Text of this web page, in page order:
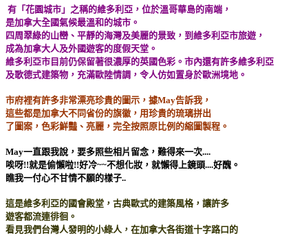
有「花園城市」之稱的維多利亞，位於溫哥華島的南端，
是加拿大全國氣候最溫和的城市。
四周翠綠的山巒、平靜的海灣及美麗的景致，到維多利亞市旅遊，
成為加拿大人及外國遊客的度假天堂。
維多利亞市目前仍保留著很濃厚的英國色彩。市內還有許多維多利亞
及歌德式建築物，充滿歐陸情調，令人仿如置身於歐洲境地。
市府裡有許多非常漂亮珍貴的圖示，據May告訴我，
這些都是加拿大不同省份的旗徽，用珍貴的琉璃拼出
了圖案，色彩鮮豔、亮麗，完全按照原比例的縮圖製程。
May一直跟我說，要多照些相片留念，難得來一次....
唉呀!!就是偷懶啦!!好冷~~不想化妝，就懶得上鏡頭....好醜。
瞧我一付心不甘情不願的樣子..
這是維多利亞的國會殿堂，古典歐式的建築風格，讓許多
遊客都流連徘徊。
看見我們台灣人發明的小綠人，在加拿大各街道十字路口的